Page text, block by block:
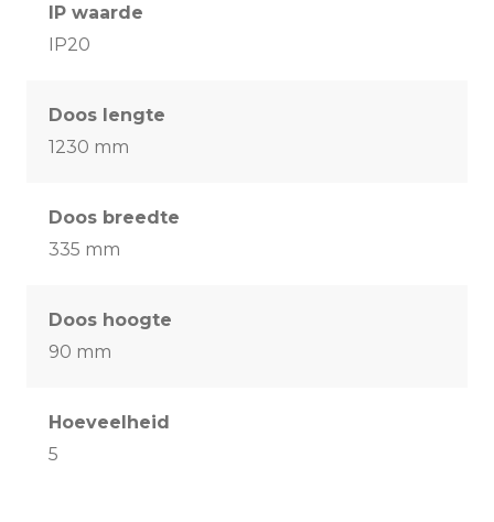
IP waarde
IP20
Doos lengte
1230 mm
Doos breedte
335 mm
Doos hoogte
90 mm
Hoeveelheid
5